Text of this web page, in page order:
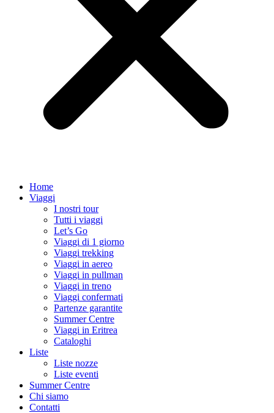
Home
Viaggi
I nostri tour
Tutti i viaggi
Let’s Go
Viaggi di 1 giorno
Viaggi trekking
Viaggi in aereo
Viaggi in pullman
Viaggi in treno
Viaggi confermati
Partenze garantite
Summer Centre
Viaggi in Eritrea
Cataloghi
Liste
Liste nozze
Liste eventi
Summer Centre
Chi siamo
Contatti